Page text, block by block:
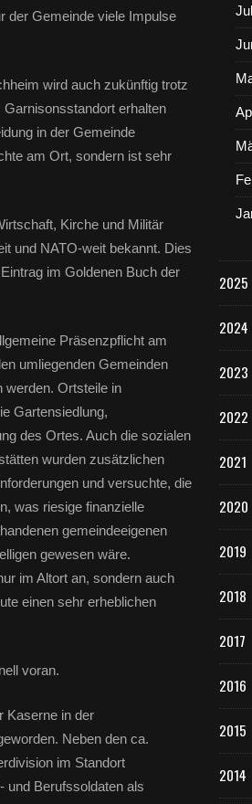
der Gemeinde viele Impulse
wird auch zukünftig trotz
erhalten
in der Gemeinde
am Ort, sondern ist sehr
Kirche und Militär
und NATO-weit bekannt. Dies
im Goldenen Buch der
Präsenzpflicht am
umliegenden Gemeinden
werden. Ortsteile in
Gartensiedlung,
des Ortes. Auch die sozialen
wurden zusätzlichen
und versuchte, die
was riesige finanzielle
gemeindeeigenen
gewesen wäre.
im Altort an, sondern auch
einen sehr erheblichen
voran.
Kaserne in der
Neben den ca.
im Standort
und Berufssoldaten als
2025
2024
2023
2022
2021
2020
2019
2018
2017
2016
2015
2014